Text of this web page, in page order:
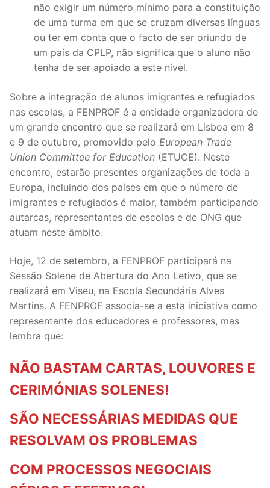
não exigir um número mínimo para a constituição
de uma turma em que se cruzam diversas línguas
ou ter em conta que o facto de ser oriundo de
um país da CPLP, não significa que o aluno não
tenha de ser apoiado a este nível.
Sobre a integração de alunos imigrantes e refugiados
nas escolas, a FENPROF é a entidade organizadora de
um grande encontro que se realizará em Lisboa em 8
e 9 de outubro, promovido pelo European Trade
Union Committee for Education (ETUCE). Neste
encontro, estarão presentes organizações de toda a
Europa, incluindo dos países em que o número de
imigrantes e refugiados é maior, também participando
autarcas, representantes de escolas e de ONG que
atuam neste âmbito.
Hoje, 12 de setembro, a FENPROF participará na
Sessão Solene de Abertura do Ano Letivo, que se
realizará em Viseu, na Escola Secundária Alves
Martins. A FENPROF associa-se a esta iniciativa como
representante dos educadores e professores, mas
lembra que:
NÃO BASTAM CARTAS, LOUVORES E
CERIMÓNIAS SOLENES!
SÃO NECESSÁRIAS MEDIDAS QUE
RESOLVAM OS PROBLEMAS
COM PROCESSOS NEGOCIAIS